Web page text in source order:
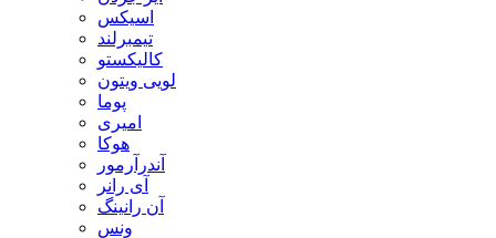
اسیکس
تیمبرلند
کالیکستو
لویی ویتون
پوما
امیری
هوکا
آندرآرمور
آی رانر
آن رانینگ
ونس